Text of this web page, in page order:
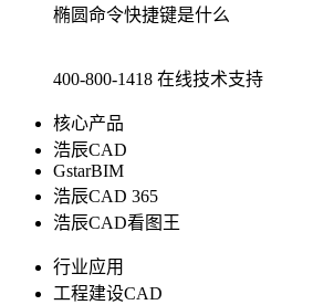
椭圆命令快捷键是什么
400-800-1418 在线技术支持
核心产品
浩辰CAD
GstarBIM
浩辰CAD 365
浩辰CAD看图王
行业应用
工程建设CAD